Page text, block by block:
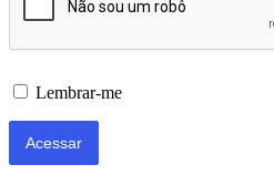
Lembrar-me